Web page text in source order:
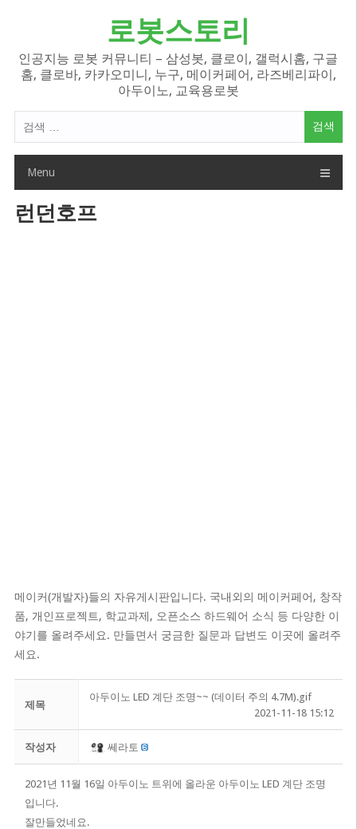
로봇스토리
인공지능 로봇 커뮤니티 – 삼성봇, 클로이, 갤럭시홈, 구글
홈, 클로바, 카카오미니, 누구, 메이커페어, 라즈베리파이,
아두이노, 교육용로봇
색
Menu
런던호프
메이커(개발자)들의 자유게시판입니다. 국내외의 메이커페어, 창작
품, 개인프로젝트, 학교과제, 오픈소스 하드웨어 소식 등 다양한 이
야기를 올려주세요. 만들면서 궁금한 질문과 답변도 이곳에 올려주
세요.
제목
아두이노 LED 계단 조명~~ (데이터 주의 4.7M).gif
2021-11-18 15:12
작성자 쎄라토
2021년 11월 16일 아두이노 트위에 올라운 아두이노 LED 계단 조명
입니다.
​잘만들었네요.